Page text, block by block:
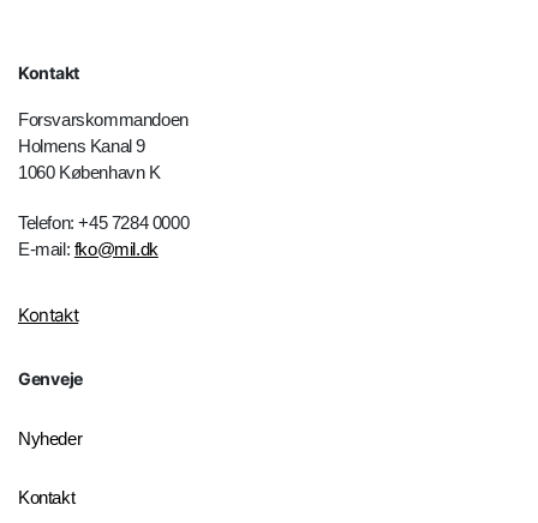
Kontakt
Forsvarskommandoen
Holmens Kanal 9
1060 København K
Telefon: +45 7284 0000
E-mail: fko@mil.dk
Kontakt
Genveje
Nyheder
Kontakt